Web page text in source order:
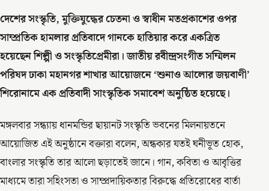
দেশের সংস্কৃতি, মুক্তিযুদ্ধের চেতনা ও স্বাধীন মতপ্রকাশের ওপর
সাম্প্রতিক হামলার প্রতিবাদে গানকে হাতিয়ার করে একত্রিত
হয়েছেন শিল্পী ও সংস্কৃতিপ্রেমীরা। জাতীয় রবীন্দ্রসংগীত সম্মিলন
পরিষদ ঢাকা মহানগর শাখার আয়োজনে ‘শুনাও আলোর জয়বাণী’
শিরোনামে এক প্রতিবাদী সাংস্কৃতিক সমাবেশ অনুষ্ঠিত হয়েছে।
মঙ্গলবার সন্ধ্যায় ধানমন্ডির ছায়ানট সংস্কৃতি ভবনের মিলনায়তনে
আয়োজিত এই অনুষ্ঠানে বক্তারা বলেন, অন্ধকার যতই ঘনীভূত হোক,
বাংলার সংস্কৃতি তার আলো ছড়াতেই জানে। গান, কবিতা ও আবৃত্তির
মাধ্যমে তারা সহিংসতা ও সাম্প্রদায়িকতার বিরুদ্ধে প্রতিরোধের বার্তা